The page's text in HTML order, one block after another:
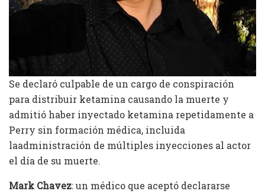
Se declaró culpable de un cargo de conspiración
para distribuir ketamina causando la muerte y
admitió haber inyectado ketamina repetidamente a
Perry sin formación médica, incluida
laadministración de múltiples inyecciones al actor
el día de su muerte.
Mark Chavez: un médico que aceptó declararse